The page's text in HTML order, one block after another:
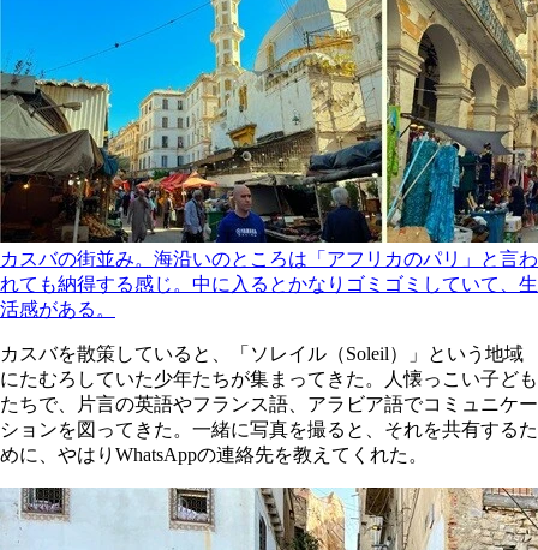
カスバの街並み。海沿いのところは「アフリカのパリ」と言わ
れても納得する感じ。中に入るとかなりゴミゴミしていて、生
活感がある。
カスバを散策していると、「ソレイル（Soleil）」という地域
にたむろしていた少年たちが集まってきた。人懐っこい子ども
たちで、片言の英語やフランス語、アラビア語でコミュニケー
ションを図ってきた。一緒に写真を撮ると、それを共有するた
めに、やはりWhatsAppの連絡先を教えてくれた。